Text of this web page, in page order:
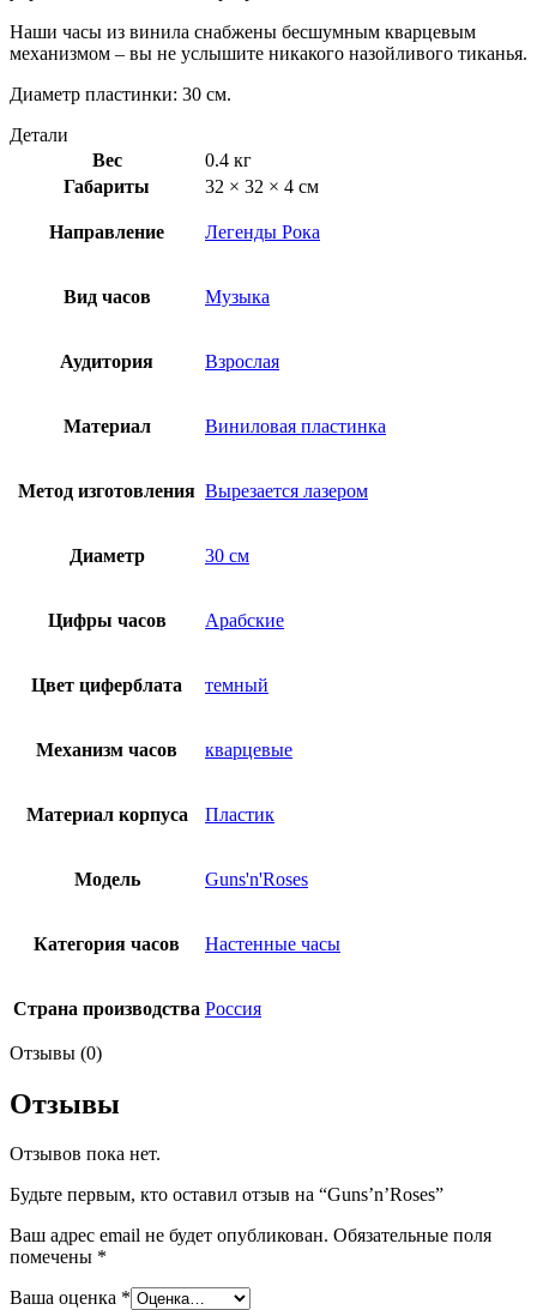
Наши часы из винила снабжены бесшумным кварцевым
механизмом – вы не услышите никакого назойливого тиканья.
Диаметр пластинки: 30 см.
Детали
Вес
0.4 кг
Габариты
32 × 32 × 4 см
Направление Легенды Рока
Вид часов Музыка
Аудитория Взрослая
Материал Виниловая пластинка
Метод изготовления Вырезается лазером
Диаметр 30 см
Цифры часов Арабские
Цвет циферблата темный
Механизм часов кварцевые
Материал корпуса Пластик
Модель Guns'n'Roses
Категория часов Настенные часы
Страна производства Россия
Отзывы (0)
Отзывы
Отзывов пока нет.
Будьте первым, кто оставил отзыв на “Guns’n’Roses”
Ваш адрес email не будет опубликован. Обязательные поля
помечены *
Ваша оценка *